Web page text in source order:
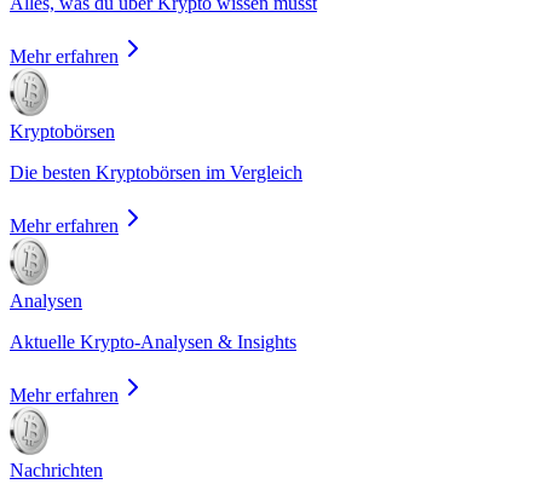
Mehr erfahren
Kryptobörsen
Die besten Kryptobörsen im Vergleich
Mehr erfahren
Analysen
Aktuelle Krypto-Analysen & Insights
Mehr erfahren
Nachrichten